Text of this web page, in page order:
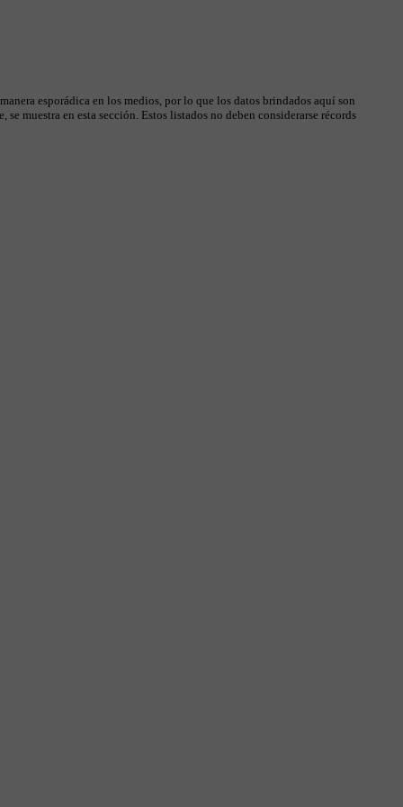
esporádica en los medios, por lo que los datos brindados aquí son
muestra en esta sección. Estos listados no deben considerarse récords